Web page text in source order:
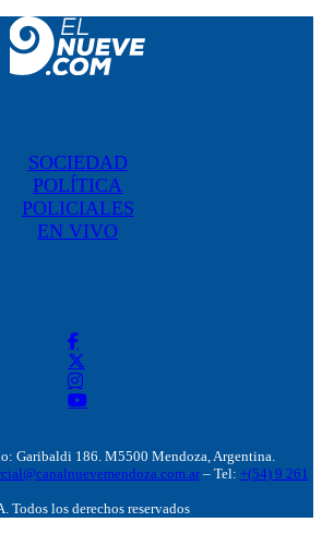
SOCIEDAD
POLÍTICA
POLICIALES
EN VIVO
Garibaldi 186. M5500 Mendoza, Argentina.
– Tel: +(54) 9 261
los derechos reservados